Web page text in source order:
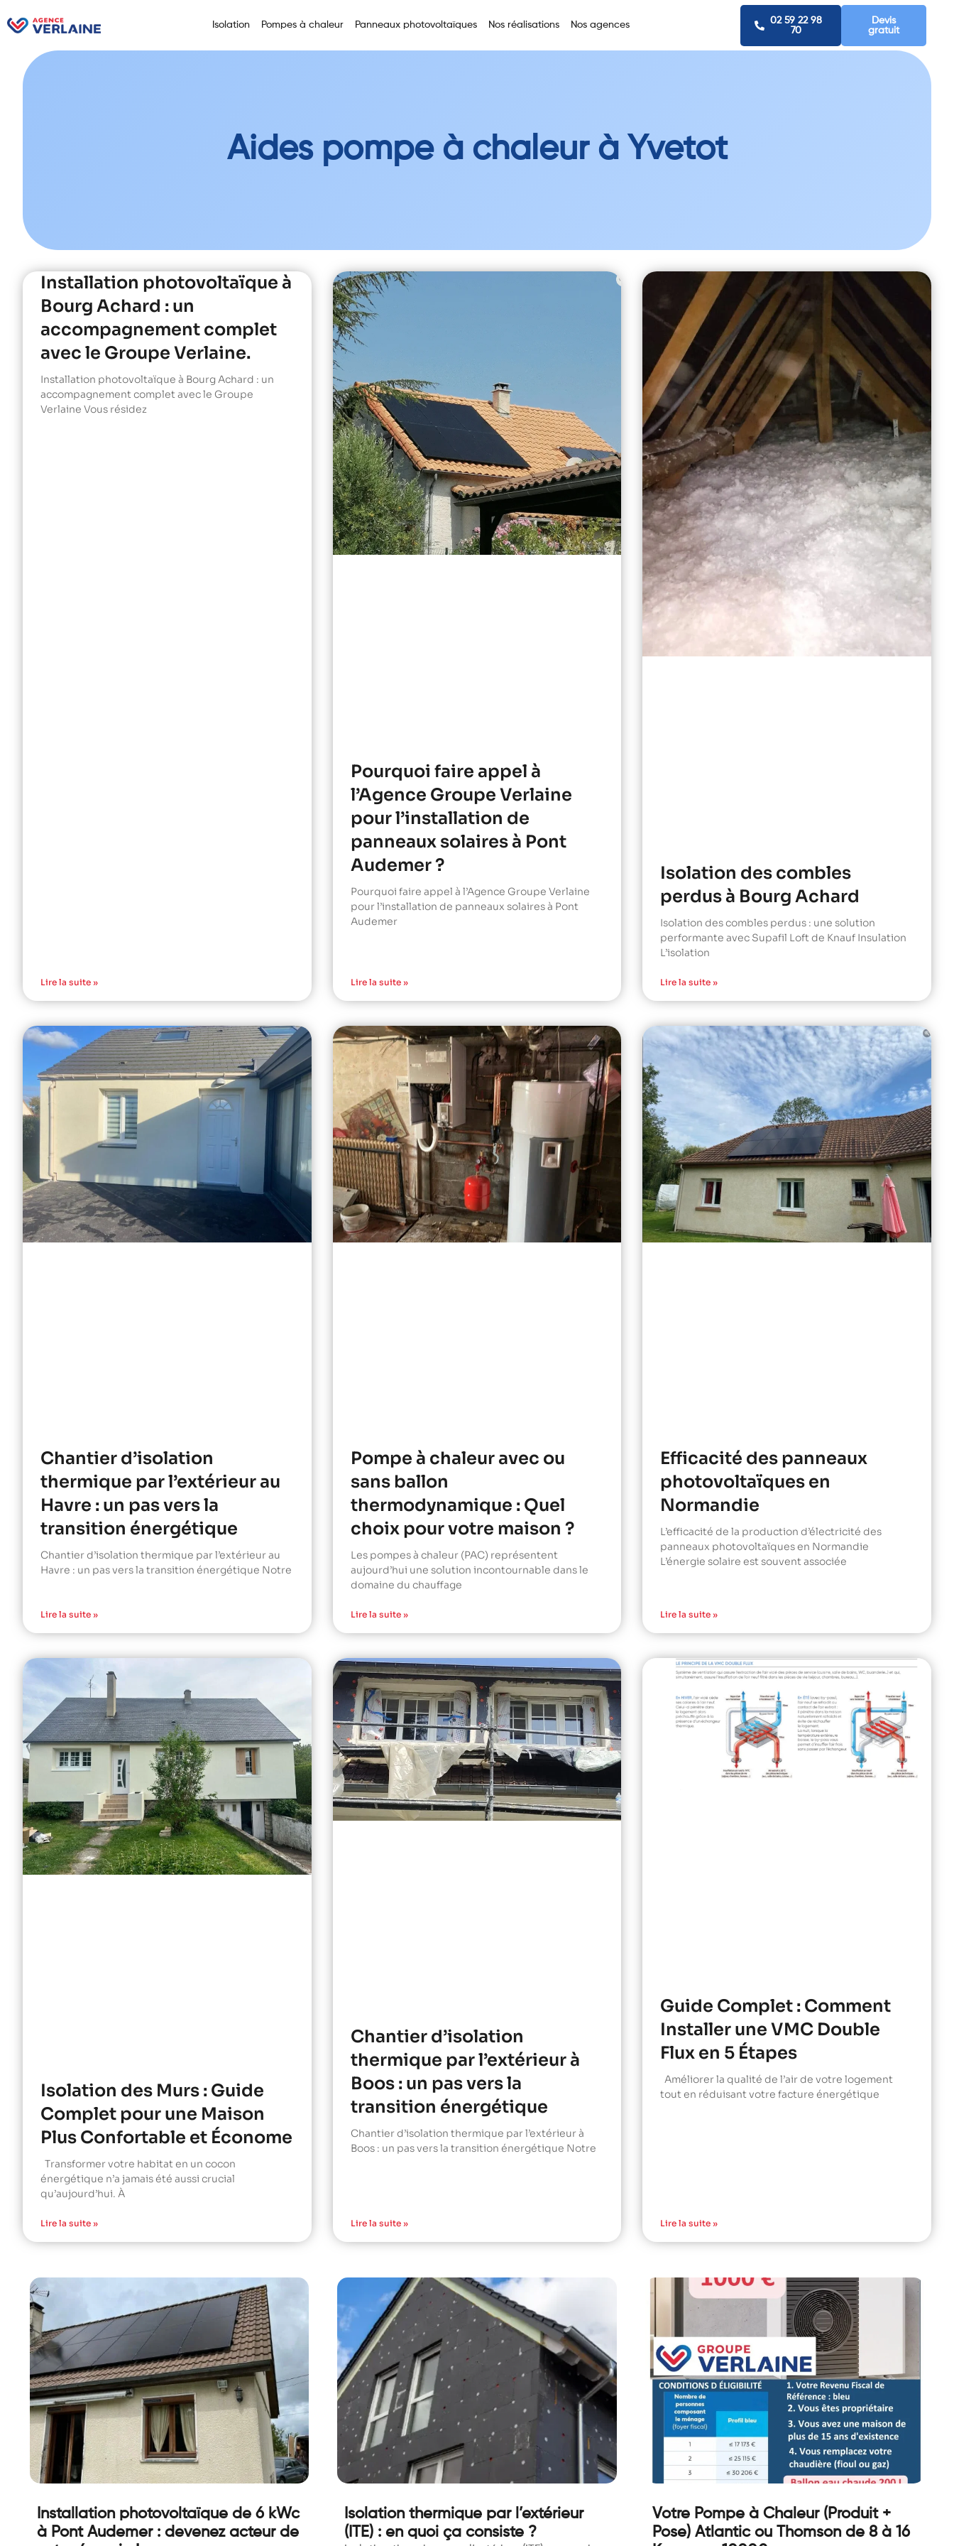
Isolation Pompes à chaleur Panneaux photovoltaïques Nos réalisations Nos agences
02 59 22 98
70
Devis
gratuit
Aides pompe à chaleur à Yvetot
Installation photovoltaïque à
Bourg Achard : un
accompagnement complet
avec le Groupe Verlaine.
Installation photovoltaïque à Bourg Achard : un
accompagnement complet avec le Groupe
Verlaine Vous résidez
Lire la suite »
Pourquoi faire appel à
l’Agence Groupe Verlaine
pour l’installation de
panneaux solaires à Pont
Audemer ?
Pourquoi faire appel à l’Agence Groupe Verlaine
pour l’installation de panneaux solaires à Pont
Audemer
Lire la suite »
Isolation des combles
perdus à Bourg Achard
Isolation des combles perdus : une solution
performante avec Supafil Loft de Knauf Insulation
L’isolation
Lire la suite »
Chantier d’isolation
thermique par l’extérieur au
Havre : un pas vers la
transition énergétique
Chantier d’isolation thermique par l’extérieur au
Havre : un pas vers la transition énergétique Notre
Lire la suite »
Pompe à chaleur avec ou
sans ballon
thermodynamique : Quel
choix pour votre maison ?
Les pompes à chaleur (PAC) représentent
aujourd’hui une solution incontournable dans le
domaine du chauffage
Lire la suite »
Efficacité des panneaux
photovoltaïques en
Normandie
L’efficacité de la production d’électricité des
panneaux photovoltaïques en Normandie
L’énergie solaire est souvent associée
Lire la suite »
Isolation des Murs : Guide
Complet pour une Maison
Plus Confortable et Économe
Transformer votre habitat en un cocon
énergétique n’a jamais été aussi crucial
qu’aujourd’hui. À
Lire la suite »
Chantier d’isolation
thermique par l’extérieur à
Boos : un pas vers la
transition énergétique
Chantier d’isolation thermique par l’extérieur à
Boos : un pas vers la transition énergétique Notre
Lire la suite »
Guide Complet : Comment
Installer une VMC Double
Flux en 5 Étapes
Améliorer la qualité de l’air de votre logement
tout en réduisant votre facture énergétique
Lire la suite »
Installation photovoltaïque de 6 kWc
à Pont Audemer : devenez acteur de
Isolation thermique par l’extérieur
(ITE) : en quoi ça consiste ?
Votre Pompe à Chaleur (Produit +
Pose) Atlantic ou Thomson de 8 à 16